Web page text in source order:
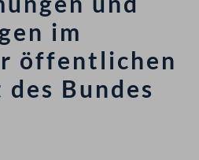
im
öffentlichen
Bundes